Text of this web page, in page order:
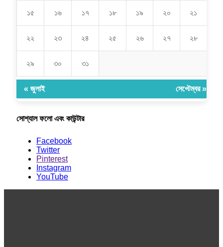
১৫ ১৬ ১৭ ১৮ ১৯ ২০ ২১
২২ ২৩ ২৪ ২৫ ২৬ ২৭ ২৮
২৯ ৩০ ৩১
« জুলাই সেপ্টেম্বর »
সোশ্যাল ফলো এবং কাউন্টার
Facebook
Twitter
Pinterest
Instagram
YouTube